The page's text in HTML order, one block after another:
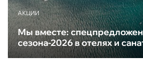
АКЦИИ
Мы вместе:
сезона-2026 в отелях и